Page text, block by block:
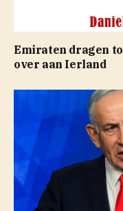
Emiraten dragen
over aan Ierland